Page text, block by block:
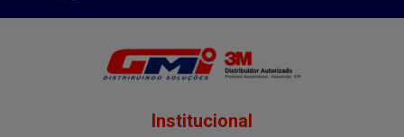
Institucional